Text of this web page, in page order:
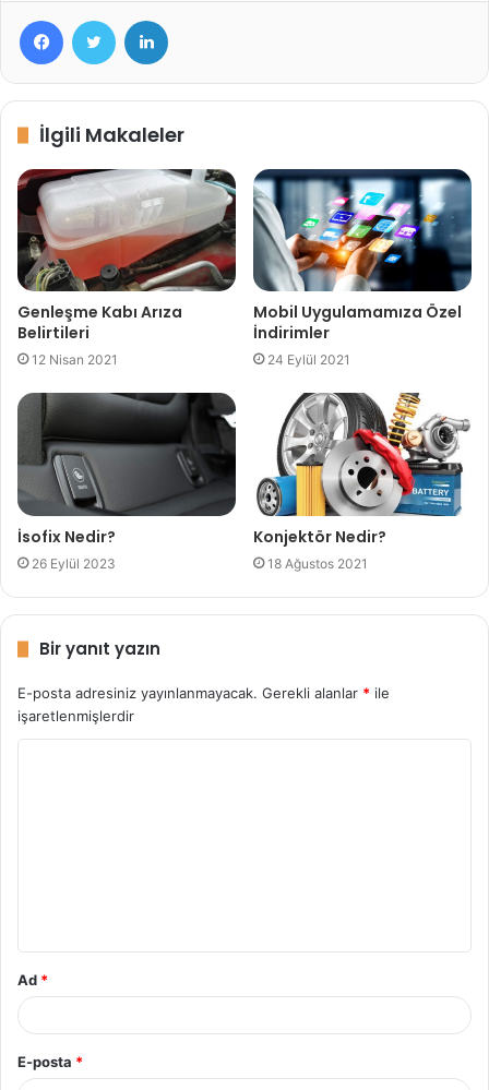
İlgili Makaleler
Genleşme Kabı Arıza
Belirtileri
12 Nisan 2021
Mobil Uygulamamıza Özel
İndirimler
24 Eylül 2021
İsofix Nedir?
26 Eylül 2023
Konjektör Nedir?
18 Ağustos 2021
Bir yanıt yazın
E-posta adresiniz yayınlanmayacak. Gerekli alanlar * ile
işaretlenmişlerdir
Ad *
E-posta *